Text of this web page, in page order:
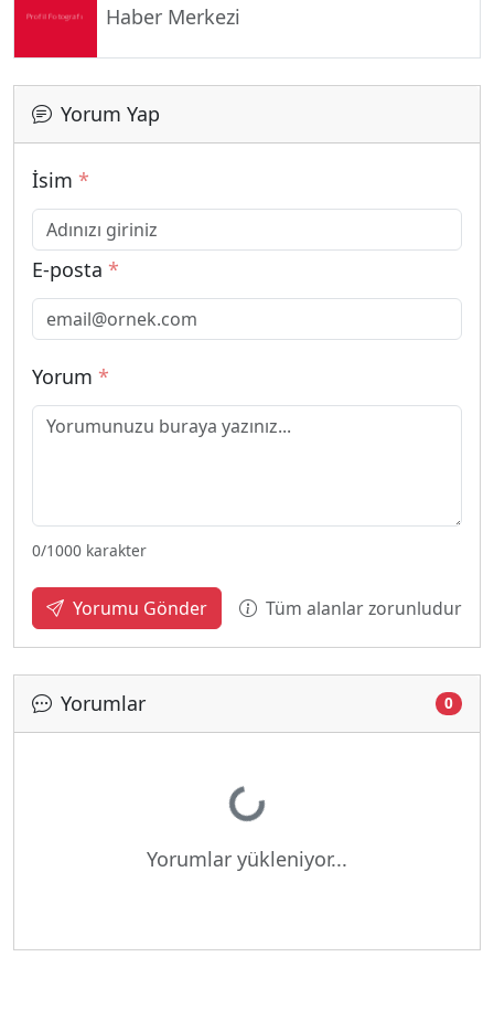
Haber Merkezi
Yorum Yap
İsim *
E-posta *
Yorum *
0/1000 karakter
Yorumu Gönder Tüm alanlar zorunludur
Yorumlar 0
Yükleniyor...
Yorumlar yükleniyor...